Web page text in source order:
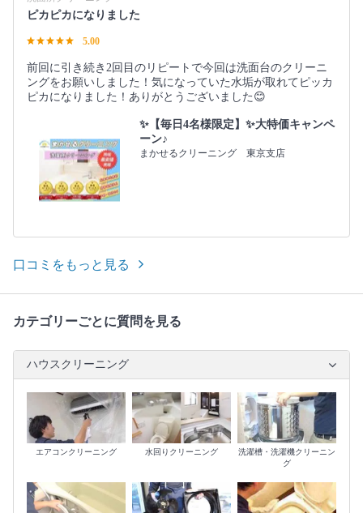
ピカピカになりました
5.00
前回に引き続き2回目のリピートで今回は洗面台のクリーニ
ングをお願いしました！気になっていた水垢が取れてピッカ
ピカになりました！ありがとうございました😊
✨【毎日4名様限定】✨大特価キャンペ
ーン♪
まかせるクリーニング 東京支店
口コミをもっと見る
カテゴリーごとに質問を見る
ハウスクリーニング
エアコンクリーニング 水回りクリーニング
洗濯槽・洗濯機クリーニン
グ